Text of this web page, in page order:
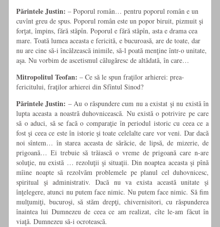
Părintele Justin: – Poporul român… pentru poporul român e un
cuvînt greu de spus. Poporul român este un popor biruit, pizmuit şi
forţat, împins, fără stăpîn. Poporul e fără stăpîn, asta e drama cea
mare. Toată lumea aceasta e fericită, e bucuroasă, are de toate, dar
nu are cine să-i încălzească inimile, să-l poată menţine într-o unitate,
aşa. Nu vorbim de ascetismul călugăresc de altădată, în care…
Mitropolitul Teofan: – Ce să le spun fraţilor arhierei: prea-
fericitului, fraţilor arhierei din Sfîntul Sinod?
Părintele Justin: – Au o răspundere cum nu a existat şi nu există în
lupta aceasta a noastră duhovnicească. Nu există o potrivire pe care
să o aduci, să se facă o comparaţie în periodul istoric cu ceea ce a
fost şi ceea ce este în istorie şi toate celelalte care vor veni. Dar dacă
noi sîntem… în starea aceasta de sărăcie, de lipsă, de mizerie, de
prigoană… Ei trebuie să trăiască o vreme de prigoană care n-are
soluţie, nu există … rezoluţii şi situaţii. Din noaptea aceasta şi pînă
mîine noapte să rezolvăm problemele pe planul cel duhovnicesc,
spiritual şi administrativ. Dacă nu va exista această unitate şi
înţelegere, atunci nu putem face nimic. Nu putem face nimic. Să fim
mulţumiţi, bucuroşi, să stăm drepţi, chivernisitori, cu răspunderea
înaintea lui Dumnezeu de ceea ce am realizat, cîte le-am făcut în
viaţă. Dumnezeu să-i ocrotească.